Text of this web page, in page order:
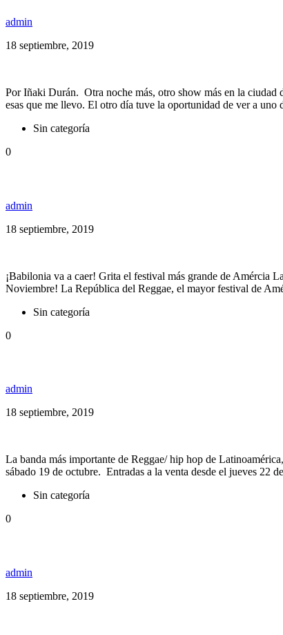
admin
18 septiembre, 2019
Por Iñaki Durán. Otra noche más, otro show más en la ciudad
esas que me llevo. El otro día tuve la oportunidad de ver a
Sin categoría
0
admin
18 septiembre, 2019
¡Babilonia va a caer! Grita el festival más grande de Amércia
Noviembre! La República del Reggae, el mayor festival de
Sin categoría
0
admin
18 septiembre, 2019
La banda más importante de Reggae/ hip hop de
sábado 19 de octubre. Entradas a la venta desde el jueves
Sin categoría
0
admin
18 septiembre, 2019